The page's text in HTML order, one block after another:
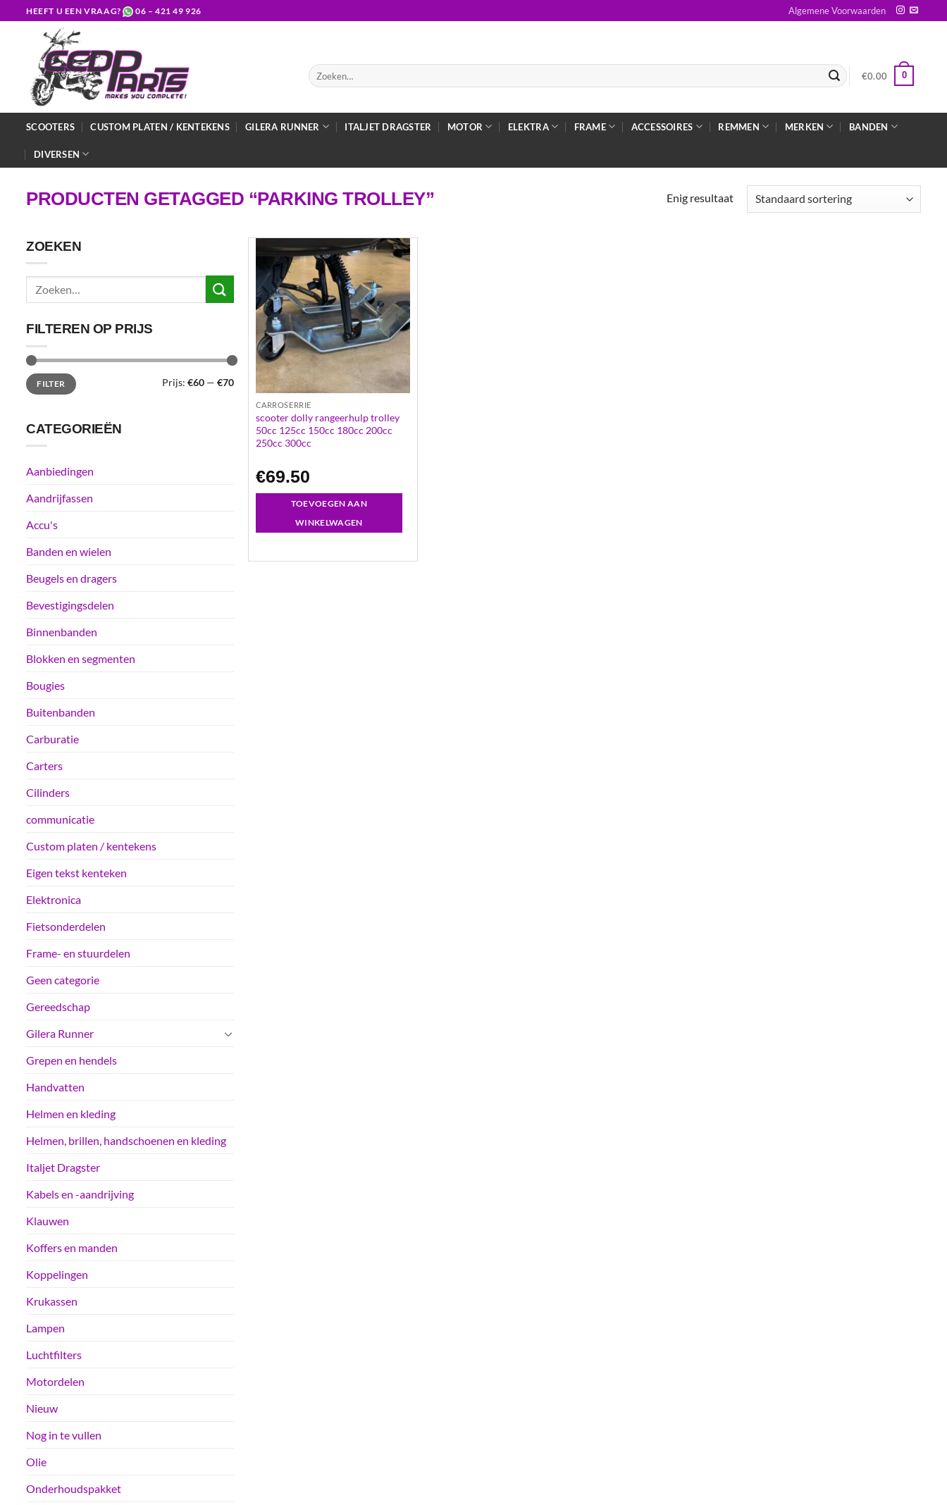
naar
HEEFT U EEN VRAAG? 06 – 421 49 926 Algemene Voorwaarden
Zoeken
naar:
€0.00 0
SCOOTERS CUSTOM PLATEN / KENTEKENS GILERA RUNNER ITALJET DRAGSTER MOTOR ELEKTRA FRAME ACCESSOIRES REMMEN MERKEN BANDEN
DIVERSEN
PRODUCTEN GETAGGED “PARKING TROLLEY” Enig resultaat
ZOEKEN
Zoeken
naar:
FILTEREN OP PRIJS
Min.
prijs
Max.
prijsFILTER Prijs: €60 — €70
CATEGORIEËN
Aanbiedingen
Aandrijfassen
Accu's
Banden en wielen
Beugels en dragers
Bevestigingsdelen
Binnenbanden
Blokken en segmenten
Bougies
Buitenbanden
Carburatie
Carters
Cilinders
communicatie
Custom platen / kentekens
Eigen tekst kenteken
Elektronica
Fietsonderdelen
Frame- en stuurdelen
Geen categorie
Gereedschap
Gilera Runner
Grepen en hendels
Handvatten
Helmen en kleding
Helmen, brillen, handschoenen en kleding
Italjet Dragster
Kabels en -aandrijving
Klauwen
Koffers en manden
Koppelingen
Krukassen
Lampen
Luchtfilters
Motordelen
Nieuw
Nog in te vullen
Olie
Onderhoudspakket
CARROSERRIE
scooter dolly rangeerhulp trolley
50cc 125cc 150cc 180cc 200cc
250cc 300cc
€69.50
TOEVOEGEN AAN
WINKELWAGEN